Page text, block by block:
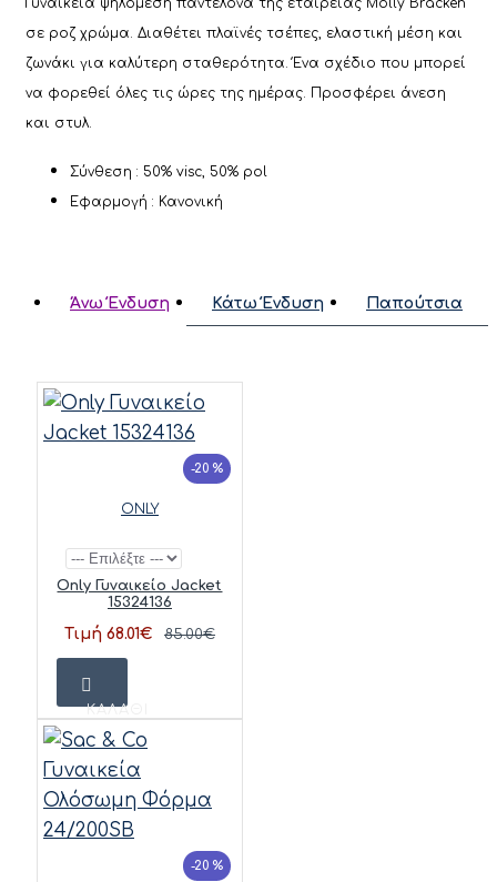
σε ροζ χρώμα. Διαθέτει πλαϊνές τσέπες, ελαστική μέση και
ζωνάκι για καλύτερη σταθερότητα. Ένα σχέδιο που μπορεί
να φορεθεί όλες τις ώρες της ημέρας. Προσφέρει άνεση
και στυλ.
Σύνθεση : 50% visc, 50% pol
Εφαρμογή : Κανονική
Άνω Ένδυση Κάτω Ένδυση Παπούτσια
-20 %
ONLY
Only Γυναικείο Jacket
15324136
Τιμή 68.01€ 85.00€
ΚΑΛΆΘΙ
-20 %